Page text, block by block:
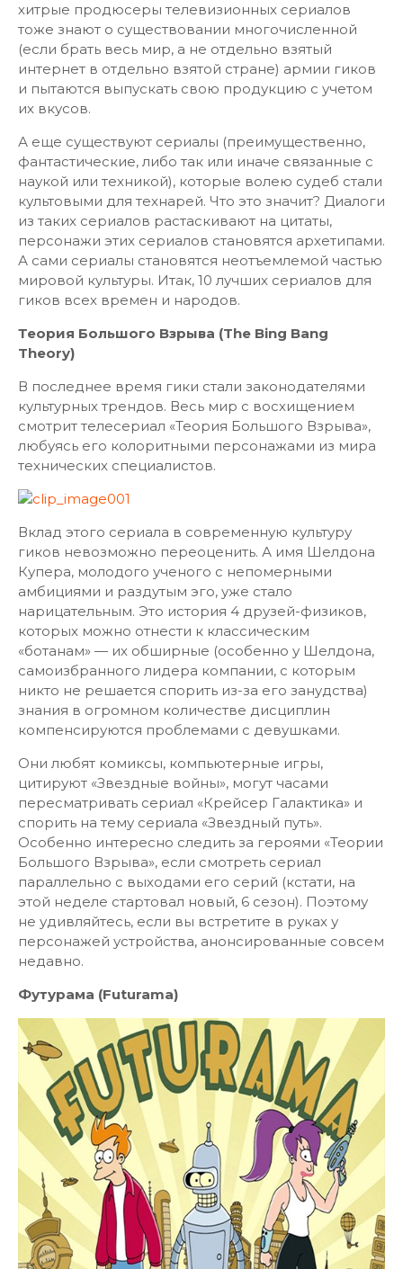
хитрые продюсеры телевизионных сериалов
тоже знают о существовании многочисленной
(если брать весь мир, а не отдельно взятый
интернет в отдельно взятой стране) армии гиков
и пытаются выпускать свою продукцию с учетом
их вкусов.
А еще существуют сериалы (преимущественно,
фантастические, либо так или иначе связанные с
наукой или техникой), которые волею судеб стали
культовыми для технарей. Что это значит? Диалоги
из таких сериалов растаскивают на цитаты,
персонажи этих сериалов становятся архетипами.
А сами сериалы становятся неотъемлемой частью
мировой культуры. Итак, 10 лучших сериалов для
гиков всех времен и народов.
Теория Большого Взрыва (The Bing Bang
Theory)
В последнее время гики стали законодателями
культурных трендов. Весь мир с восхищением
смотрит телесериал «Теория Большого Взрыва»,
любуясь его колоритными персонажами из мира
технических специалистов.
Вклад этого сериала в современную культуру
гиков невозможно переоценить. А имя Шелдона
Купера, молодого ученого с непомерными
амбициями и раздутым эго, уже стало
нарицательным. Это история 4 друзей-физиков,
которых можно отнести к классическим
«ботанам» — их обширные (особенно у Шелдона,
самоизбранного лидера компании, с которым
никто не решается спорить из-за его занудства)
знания в огромном количестве дисциплин
компенсируются проблемами с девушками.
Они любят комиксы, компьютерные игры,
цитируют «Звездные войны», могут часами
пересматривать сериал «Крейсер Галактика» и
спорить на тему сериала «Звездный путь».
Особенно интересно следить за героями «Теории
Большого Взрыва», если смотреть сериал
параллельно с выходами его серий (кстати, на
этой неделе стартовал новый, 6 сезон). Поэтому
не удивляйтесь, если вы встретите в руках у
персонажей устройства, анонсированные совсем
недавно.
Футурама (Futurama)